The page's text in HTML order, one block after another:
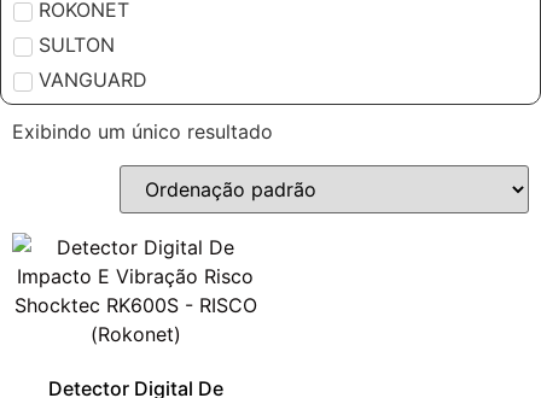
ROKONET
SULTON
VANGUARD
Exibindo um único resultado
Detector Digital De